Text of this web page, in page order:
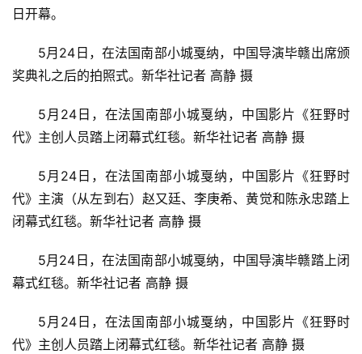
生
科
技
财
经
教
登录 注册
日开幕。
5月24日，在法国南部小城戛纳，中国导演毕赣出席颁
奖典礼之后的拍照式。新华社记者 高静 摄
5月24日，在法国南部小城戛纳，中国影片《狂野时
代》主创人员踏上闭幕式红毯。新华社记者 高静 摄
5月24日，在法国南部小城戛纳，中国影片《狂野时
代》主演（从左到右）赵又廷、李庚希、黄觉和陈永忠踏上
闭幕式红毯。新华社记者 高静 摄
5月24日，在法国南部小城戛纳，中国导演毕赣踏上闭
幕式红毯。新华社记者 高静 摄
5月24日，在法国南部小城戛纳，中国影片《狂野时
代》主创人员踏上闭幕式红毯。新华社记者 高静 摄